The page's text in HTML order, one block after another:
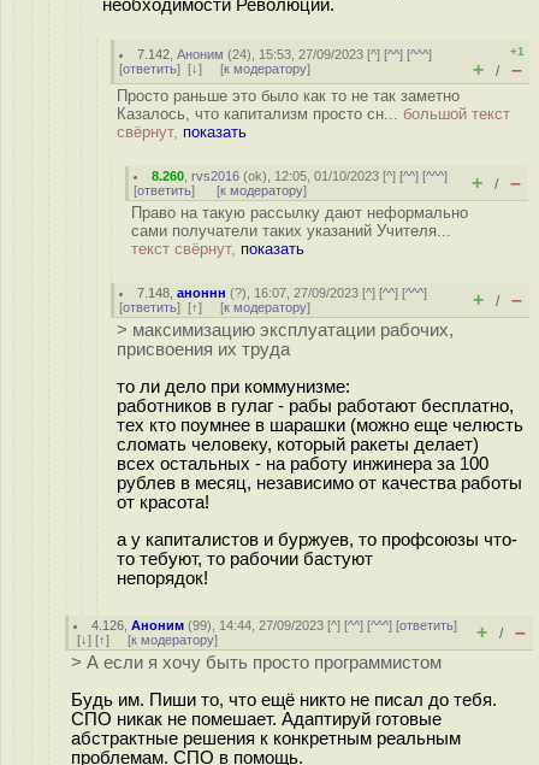
необходимости Революции.
7.142 ,Аноним (24), 15:53, 27/09/2023 [^] [^^] [^^^]
[ответить] [↓] [к модератору]
+1
+ / –
Просто раньше это было как то не так заметно
Казалось, что капитализм просто сн... большой текст
свёрнут, показать
8.260 ,rvs2016 (ok), 12:05, 01/10/2023 [^] [^^] [^^^]
[ответить] [к модератору] + / –
Право на такую рассылку дают неформально
сами получатели таких указаний Учителя...
текст свёрнут, показать
7.148 ,аноннн (?), 16:07, 27/09/2023 [^] [^^] [^^^]
[ответить] [↑] [к модератору] + / –
> максимизацию эксплуатации рабочих,
присвоения их труда
то ли дело при коммунизме:
работников в гулаг - рабы работают бесплатно,
тех кто поумнее в шарашки (можно еще челюсть
сломать человеку, который ракеты делает)
всех остальных - на работу инжинера за 100
рублев в месяц, независимо от качества работы
от красота!
а у капиталистов и буржуев, то профсоюзы что-
то тебуют, то рабочии бастуют
непорядок!
4.126 ,Аноним (99), 14:44, 27/09/2023 [^] [^^] [^^^] [ответить]
[↓] [↑] [к модератору] + / –
> А если я хочу быть просто программистом
Будь им. Пиши то, что ещё никто не писал до тебя.
СПО никак не помешает. Адаптируй готовые
абстрактные решения к конкретным реальным
проблемам. СПО в помощь.